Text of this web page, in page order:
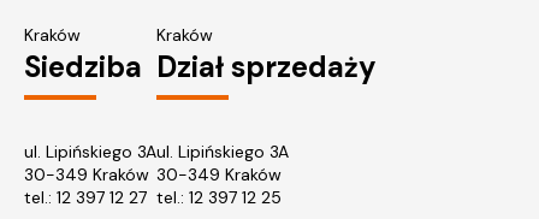
Kraków
Siedziba
ul. Lipińskiego 3A
30-349 Kraków
tel.: 12 397 12 27
Kraków
Dział sprzedaży
ul. Lipińskiego 3A
30-349 Kraków
tel.: 12 397 12 25